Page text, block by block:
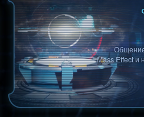
Mass Effect и